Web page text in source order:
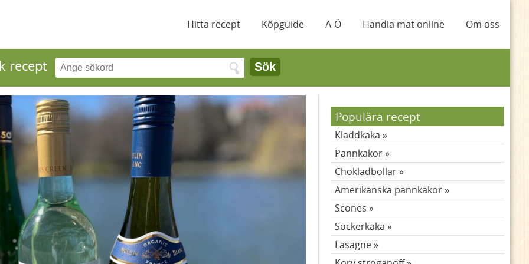
Hitta recept Köpguide A-Ö Handla mat online Om oss
recept Sök
Populära recept
Kladdkaka
Pannkakor
Chokladbollar
Amerikanska pannkakor
Scones
Sockerkaka
Lasagne